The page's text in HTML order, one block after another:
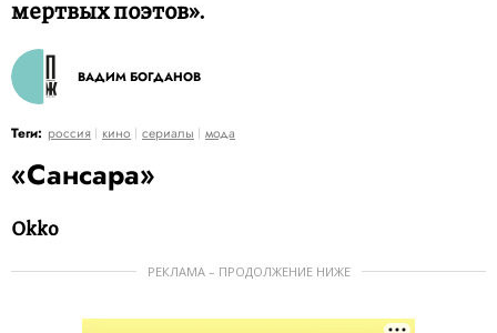
мертвых поэтов».
ВАДИМ БОГДАНОВ
Теги: россия кино сериалы мода
«Сансара»
Okko
РЕКЛАМА – ПРОДОЛЖЕНИЕ НИЖЕ